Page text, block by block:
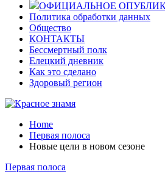
ОФИЦИАЛЬНОЕ
Политика обработки данных
Общество
КОНТАКТЫ
Бессмертный полк
Елецкий дневник
Как это сделано
Здоровый регион
Home
Первая полоса
Новые цели в новом сезоне
Первая полоса